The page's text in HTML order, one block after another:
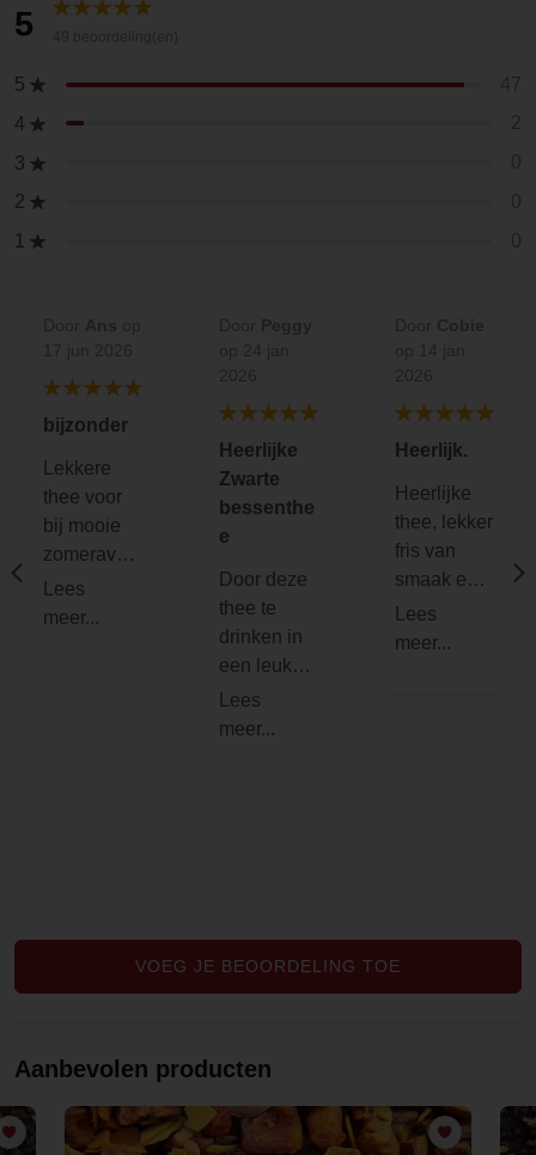
5
5
4
3
2
1
bijzonder
Lekkere
thee voor
bij mooie
zomeravon
den.
Heerlijke
Zwarte
bessenthe
e
Door deze
thee te
drinken in
een leuke
eethuisje
heb ik
Heerlijk.
Heerlijke
thee, lekker
fris van
smaak en
even
helemaal
VOEG JE BEOORDELING TOE
Aanbevolen producten